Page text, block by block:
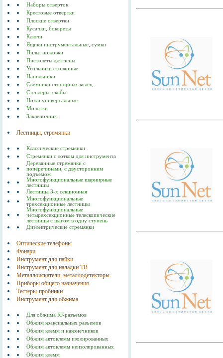
Наборы отверток
Крестовые отвертки
Плоские отвертки
Кусачки, бокорезы
Ключи
Ящики инструментальные, сумки
Пилы, ножовки
Пистолеты для пены
Угольники столярные
Напильники
Съёмники стопорных колец
Степлеры, скобы
Ножи универсальные
Молотки
Заклепочник
Лестницы, стремянки
Классические стремянки
Стремянки с лотком для инструмента
Деревянные стремянки с
поперечинами, с двусторонним
подъемом
Многофункциональные шарнирные
лестницы
Лестница 3-х секционная
Многофункциональные
трехсекционные лестницы
Многофункциональные
четырехсекционные телескопические
лестницы с шагом в одну ступень
Диэлектрические стремянки
Оптические телефоны
Фонари
Инструмент для пайки
Инструмент для наладки ТВ
Металлоискатели, металлодетекторы
Приборы общего назначения
Тестеры-пробники
Инструмент для обжима
Для обжима RJ-разъемов
Обжим коаксиальных разъемов
Обжим клемм и наконечников
Обжим автоклемм изолированных
Обжим автоклемм неизолированных
Обжим клемм